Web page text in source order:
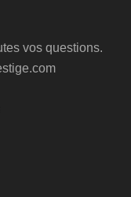
vos questions.